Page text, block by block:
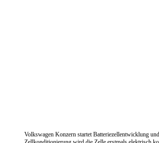
Volkswagen Konzern startet Batteriezellentwicklung